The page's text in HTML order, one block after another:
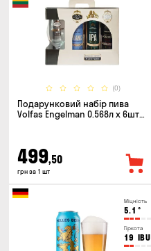
(0)
Подарунковий набір пива
Volfas Engelman 0.568л x 6шт +
499,50
грн за 1 шт
Міцність
5.1 °
Гіркота
19 IBU